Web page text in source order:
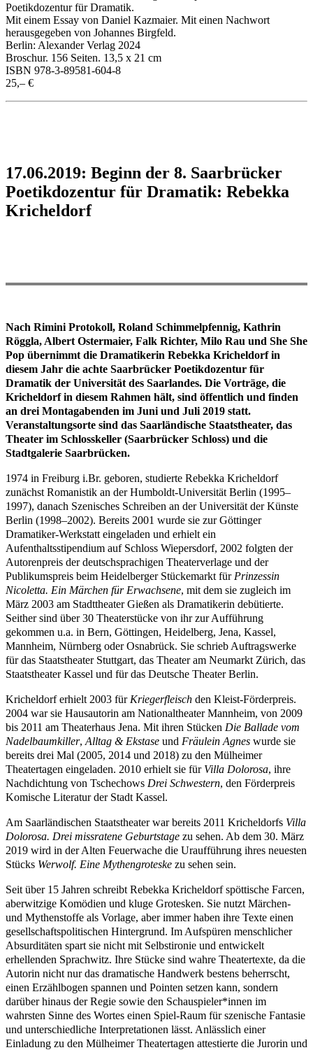
Poetikdozentur für Dramatik.
Mit einem Essay von Daniel Kazmaier. Mit einen Nachwort
herausgegeben von Johannes Birgfeld.
Berlin: Alexander Verlag 2024
Broschur. 156 Seiten. 13,5 x 21 cm
ISBN 978-3-89581-604-8
25,– €
17.06.2019: Beginn der 8. Saarbrücker
Poetikdozentur für Dramatik: Rebekka
Kricheldorf
Nach Rimini Protokoll, Roland Schimmelpfennig, Kathrin
Röggla, Albert Ostermaier, Falk Richter, Milo Rau und She She
Pop übernimmt die Dramatikerin Rebekka Kricheldorf in
diesem Jahr die achte Saarbrücker Poetikdozentur für
Dramatik der Universität des Saarlandes. Die Vorträge, die
Kricheldorf in diesem Rahmen hält, sind öffentlich und finden
an drei Montagabenden im Juni und Juli 2019 statt.
Veranstaltungsorte sind das Saarländische Staatstheater, das
Theater im Schlosskeller (Saarbrücker Schloss) und die
Stadtgalerie Saarbrücken.
1974 in Freiburg i.Br. geboren, studierte Rebekka Kricheldorf
zunächst Romanistik an derHumboldt-Universität Berlin (1995–
1997), danach Szenisches Schreiben an der Universität der Künste
Berlin (1998–2002). Bereits 2001 wurde sie zur Göttinger
Dramatiker-Werkstatt eingeladen und erhielt ein
Aufenthaltsstipendium auf Schloss Wiepersdorf, 2002 folgten der
Autorenpreis der deutschsprachigen Theaterverlage und der
Publikumspreis beim Heidelberger Stückemarkt für Prinzessin
Nicoletta. Ein Märchen für Erwachsene, mit dem sie zugleich im
März 2003 am Stadttheater Gießen als Dramatikerin debütierte.
Seither sind über 30 Theaterstücke von ihr zur Aufführung
gekommen u.a. in Bern, Göttingen, Heidelberg, Jena, Kassel,
Mannheim, Nürnberg oder Osnabrück. Sie schrieb Auftragswerke
für das Staatstheater Stuttgart, das Theater am Neumarkt Zürich, das
Staatstheater Kassel und für das Deutsche Theater Berlin.
Kricheldorf erhielt 2003 für Kriegerfleisch den Kleist-Förderpreis.
2004 war sie Hausautorin am Nationaltheater Mannheim, von 2009
bis 2011 am Theaterhaus Jena. Mit ihren Stücken Die Ballade vom
Nadelbaumkiller, Alltag & Ekstase und Fräulein Agnes wurde sie
bereits drei Mal (2005, 2014 und 2018) zu den Mülheimer
Theatertagen eingeladen. 2010 erhielt sie für Villa Dolorosa, ihre
Nachdichtung von Tschechows Drei Schwestern, den Förderpreis
Komische Literatur der Stadt Kassel.
Am Saarländischen Staatstheater war bereits 2011 Kricheldorfs Villa
Dolorosa. Drei missratene Geburtstage zu sehen. Ab dem 30. März
2019 wird in der Alten Feuerwache die Uraufführung ihres neuesten
Stücks Werwolf. Eine Mythengroteske zu sehen sein.
Seit über 15 Jahren schreibt Rebekka Kricheldorf spöttische Farcen,
aberwitzige Komödien und kluge Grotesken. Sie nutzt Märchen-
und Mythenstoffe als Vorlage, aber immer haben ihre Texte einen
gesellschaftspolitischen Hintergrund. Im Aufspüren menschlicher
Absurditäten spart sie nicht mit Selbstironie und entwickelt
erhellenden Sprachwitz. Ihre Stücke sind wahre Theatertexte, da die
Autorin nicht nur das dramatische Handwerk bestens beherrscht,
einen Erzählbogen spannen und Pointen setzen kann, sondern
darüber hinaus der Regie sowie den Schauspieler*innen im
wahrsten Sinne des Wortes einen Spiel-Raum für szenische Fantasie
und unterschiedliche Interpretationen lässt. Anlässlich einer
Einladung zu den Mülheimer Theatertagen attestierte die Jurorin und